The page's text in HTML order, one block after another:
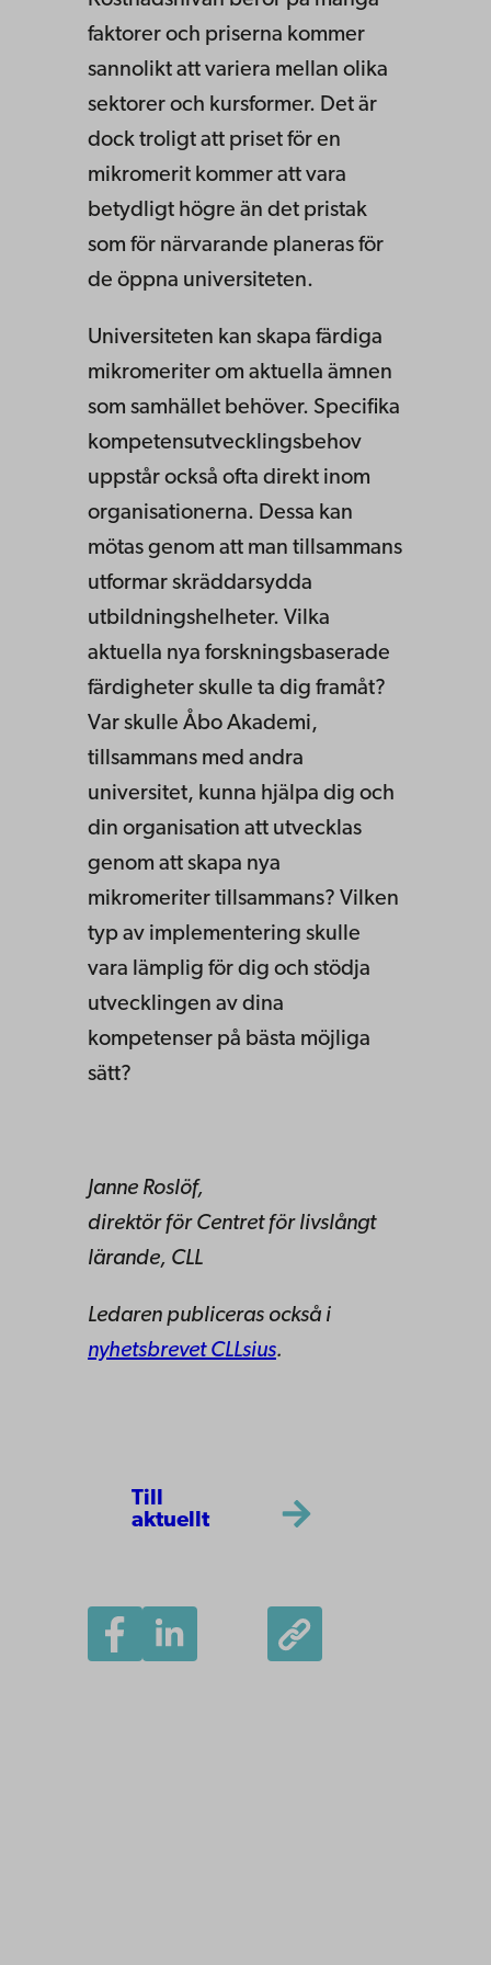
faktorer och priserna kommer
sannolikt att variera mellan olika
sektorer och kursformer. Det är
dock troligt att priset för en
mikromerit kommer att vara
betydligt högre än det pristak
som för närvarande planeras för
de öppna universiteten.
Universiteten kan skapa färdiga
mikromeriter om aktuella ämnen
som samhället behöver. Specifika
kompetensutvecklingsbehov
uppstår också ofta direkt inom
organisationerna. Dessa kan
mötas genom att man tillsammans
utformar skräddarsydda
utbildningshelheter. Vilka
aktuella nya forskningsbaserade
färdigheter skulle ta dig framåt?
Var skulle Åbo Akademi,
tillsammans med andra
universitet, kunna hjälpa dig och
din organisation att utvecklas
genom att skapa nya
mikromeriter tillsammans? Vilken
typ av implementering skulle
vara lämplig för dig och stödja
utvecklingen av dina
kompetenser på bästa möjliga
sätt?
Janne Roslöf,
direktör för Centret för livslångt
lärande, CLL
Ledaren publiceras också i
nyhetsbrevet CLLsius.
Till
aktuellt